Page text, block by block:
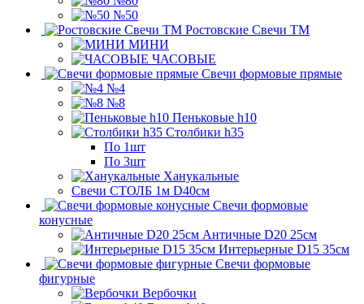
№50
Ростовские Свечи ТМ
МИНИ
ЧАСОВЫЕ
Свечи формовые прямые
№4
№8
Пеньковые h10
Столбики h35
По 1шт
По 3шт
Ханукальные
Свечи СТОЛБ 1м D40см
Свечи формовые
конусные
Античные D20 25см
Интерьерные D15 35см
Свечи формовые
фигурные
Вербочки